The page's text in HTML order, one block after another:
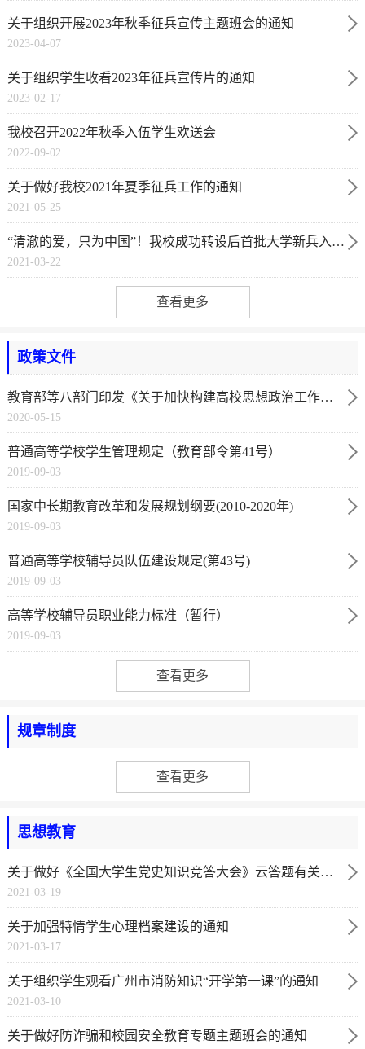
关于组织开展2023年秋季征兵宣传主题班会的通知
2023-04-07
关于组织学生收看2023年征兵宣传片的通知
2023-02-17
我校召开2022年秋季入伍学生欢送会
2022-09-02
关于做好我校2021年夏季征兵工作的通知
2021-05-25
“清澈的爱，只为中国”！我校成功转设后首批大学新兵入
2021-03-22
查看更多
政策文件
教育部等八部门印发《关于加快构建高校思想政治工作体
2020-05-15
普通高等学校学生管理规定（教育部令第41号）
2019-09-03
国家中长期教育改革和发展规划纲要(2010-2020年)
2019-09-03
普通高等学校辅导员队伍建设规定(第43号)
2019-09-03
高等学校辅导员职业能力标准（暂行）
2019-09-03
查看更多
规章制度
查看更多
思想教育
关于做好《全国大学生党史知识竞答大会》云答题有关工
2021-03-19
关于加强特情学生心理档案建设的通知
2021-03-17
关于组织学生观看广州市消防知识“开学第一课”的通知
2021-03-10
关于做好防诈骗和校园安全教育专题主题班会的通知